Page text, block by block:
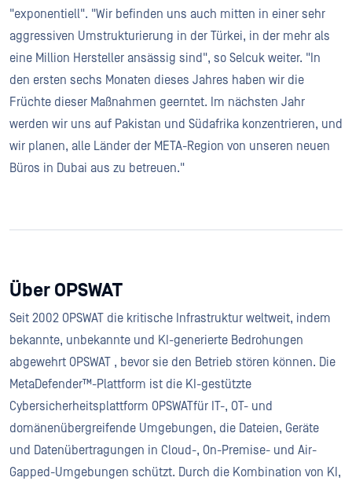
"exponentiell". "Wir befinden uns auch mitten in einer sehr
aggressiven Umstrukturierung in der Türkei, in der mehr als
eine Million Hersteller ansässig sind", so Selcuk weiter. "In
den ersten sechs Monaten dieses Jahres haben wir die
Früchte dieser Maßnahmen geerntet. Im nächsten Jahr
werden wir uns auf Pakistan und Südafrika konzentrieren, und
wir planen, alle Länder der META-Region von unseren neuen
Büros in Dubai aus zu betreuen."
Über OPSWAT
Seit 2002 OPSWAT die kritische Infrastruktur weltweit, indem
bekannte, unbekannte und KI-generierte Bedrohungen
abgewehrt OPSWAT , bevor sie den Betrieb stören können. Die
MetaDefender™-Plattform ist die KI-gestützte
Cybersicherheitsplattform OPSWATfür IT-, OT- und
domänenübergreifende Umgebungen, die Dateien, Geräte
und Datenübertragungen in Cloud-, On-Premise- und Air-
Gapped-Umgebungen schützt. Durch die Kombination von KI,